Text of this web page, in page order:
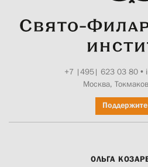
+7 |495| 623 03 80•
Москва,
ОЛЬГА